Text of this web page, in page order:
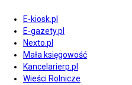
E-kiosk.pl
E-gazety.pl
Nexto.pl
Mała księgowość
Kancelarierp.pl
Wieści Rolnicze